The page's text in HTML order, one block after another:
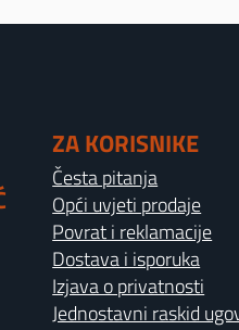
ZA KORISNIKE
Česta pitanja
Opći uvjeti prodaje
Povrat i reklamacije
Dostava i isporuka
Izjava o privatnosti
Jednostavni raskid